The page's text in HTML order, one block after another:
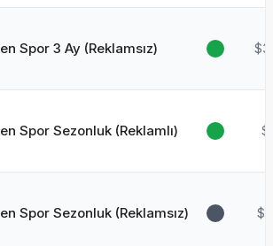
Spor 3 Ay (Reklamsız)
Spor Sezonluk (Reklamlı)
Spor Sezonluk (Reklamsız)